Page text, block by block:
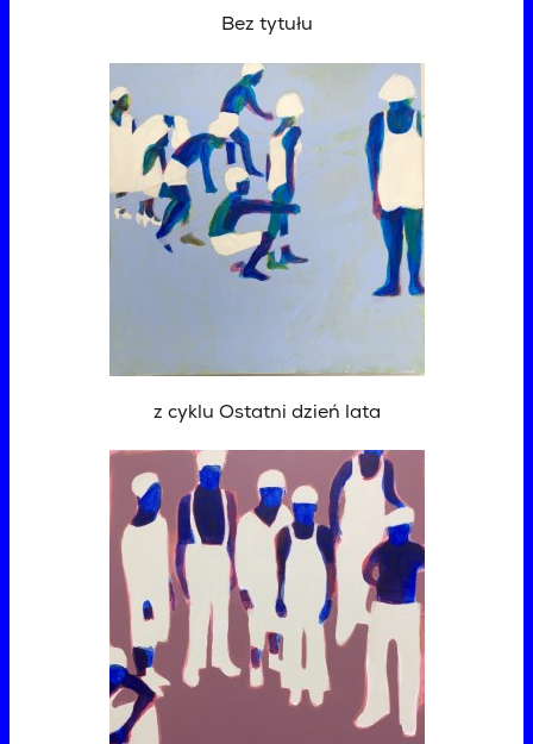
Bez tytułu
z cyklu Ostatni dzień lata